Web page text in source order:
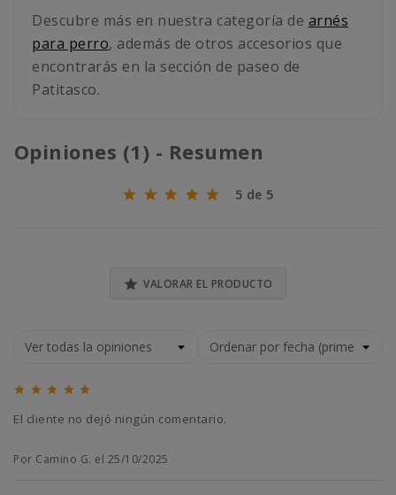
Descubre más en nuestra categoría de arnés
para perro, además de otros accesorios que
encontrarás en la sección de paseo de
Patitasco.
Opiniones (1) - Resumen
5 de 5
 VALORAR EL PRODUCTO
    
El cliente no dejó ningún comentario.
Por Camino G. el 25/10/2025